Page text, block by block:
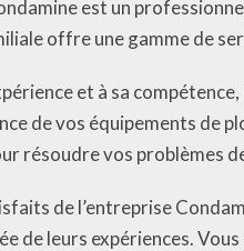
est un
offre une gamme de
et à sa
de vos équipements de
résoudre vos problèmes
de l’entreprise
de leurs expériences.